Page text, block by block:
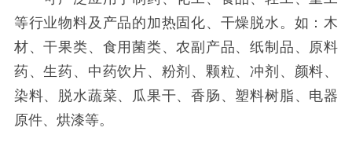
等行业物料及产品的加热固化、干燥脱水。如：木
材、干果类、食用菌类、农副产品、纸制品、原料
药、生药、中药饮片、粉剂、颗粒、冲剂、颜料、
染料、脱水蔬菜、瓜果干、香肠、塑料树脂、电器
原件、烘漆等。